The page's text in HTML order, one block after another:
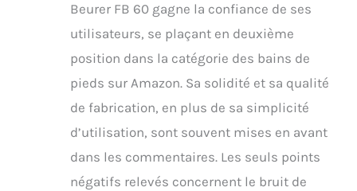
Beurer FB 60 gagne la confiance de ses
utilisateurs, se plaçant en deuxième
position dans la catégorie des bains de
pieds sur Amazon. Sa solidité et sa qualité
de fabrication, en plus de sa simplicité
d’utilisation, sont souvent mises en avant
dans les commentaires. Les seuls points
négatifs relevés concernent le bruit de